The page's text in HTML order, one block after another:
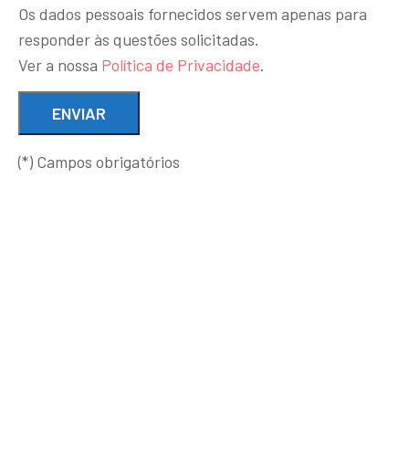
Os dados pessoais fornecidos servem apenas para
responder às questões solicitadas.
Ver a nossa Política de Privacidade.
(*) Campos obrigatórios